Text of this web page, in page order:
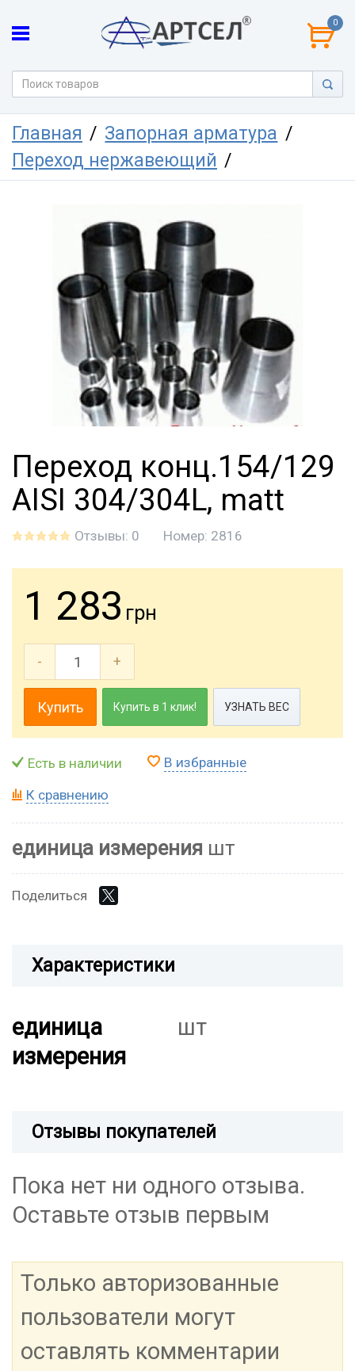
0
Главная
Запорная арматура
Переход нержавеющий
Переход конц.154/129
AISI 304/304L, matt
Отзывы: 0 Номер: 2816
1 283 грн
- +
Купить Купить в 1 клик! УЗНАТЬ ВЕС
Есть в наличии В избранные
К сравнению
единица измерения шт
Поделиться
Характеристики
единица
измерения
шт
Отзывы покупателей
Пока нет ни одного отзыва.
Оставьте отзыв первым
Только авторизованные
пользователи могут
оставлять комментарии